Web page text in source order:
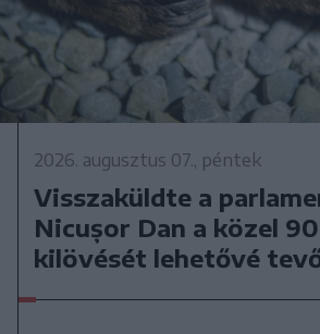
2026. augusztus 07., péntek
Visszaküldte a
Nicușor Dan a közel
kilövését lehetővé